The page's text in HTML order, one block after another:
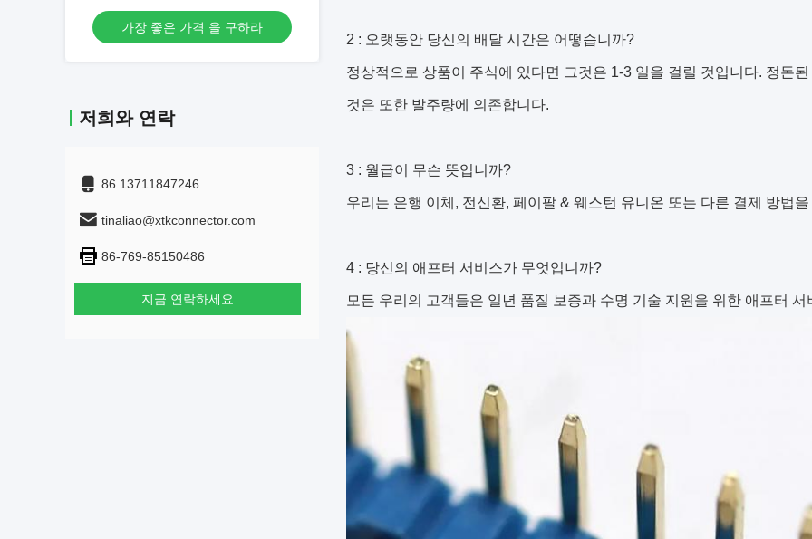
가장 좋은 가격 을 구하라
저희와 연락
86 13711847246
tinaliao@xtkconnector.com
86-769-85150486
지금 연락하세요
2 : 오랫동안 당신의 배달 시간은 어떻습니까?
정상적으로 상품이 주식에 있다면 그것은 1-3 일을 걸릴 것입니다. 정돈
것은 또한 발주량에 의존합니다.
3 : 월급이 무슨 뜻입니까?
우리는 은행 이체, 전신환, 페이팔 & 웨스턴 유니온 또는 다른 결제 방법
4 : 당신의 애프터 서비스가 무엇입니까?
모든 우리의 고객들은 일년 품질 보증과 수명 기술 지원을 위한 애프터